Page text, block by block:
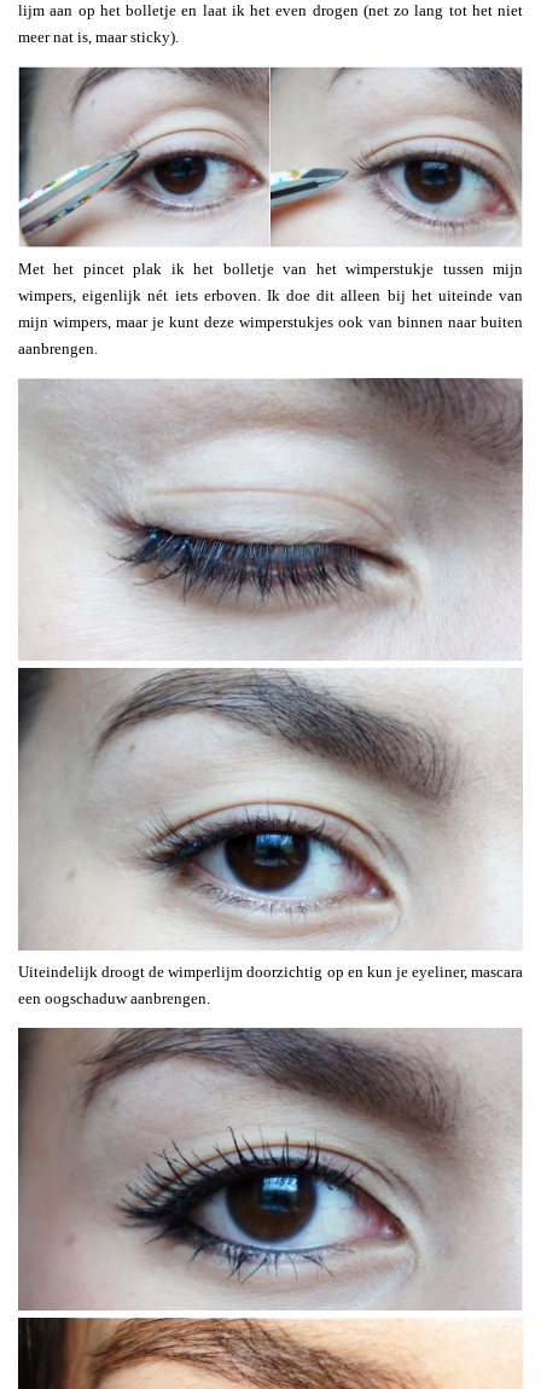
lijm aan op het bolletje en laat ik het even drogen (net zo lang tot het niet
meer nat is, maar sticky).
Met het pincet plak ik het bolletje van het wimperstukje tussen mijn
wimpers, eigenlijk nét iets erboven. Ik doe dit alleen bij het uiteinde van
mijn wimpers, maar je kunt deze wimperstukjes ook van binnen naar buiten
aanbrengen.
Uiteindelijk droogt de wimperlijm doorzichtig op en kun je eyeliner, mascara
een oogschaduw aanbrengen.